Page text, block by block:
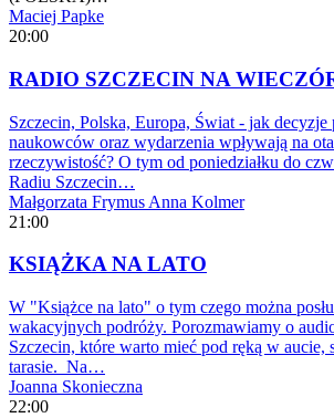
Maciej Papke
20:00
RADIO SZCZECIN NA
Szczecin, Polska, Europa, Świat - jak
naukowców oraz wydarzenia wpływają na
rzeczywistość? O tym od poniedziałku do
Radiu Szczecin…
Małgorzata Frymus Anna Kolmer
21:00
KSIĄŻKA NA LATO
W "Książce na lato" o tym czego można
wakacyjnych podróży. Porozmawiamy o
Szczecin, które warto mieć pod ręką w aucie,
tarasie. Na…
Joanna Skonieczna
22:00